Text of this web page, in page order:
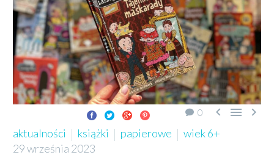
0   
aktualności książki papierowe
wiek 6+
29 września 2023